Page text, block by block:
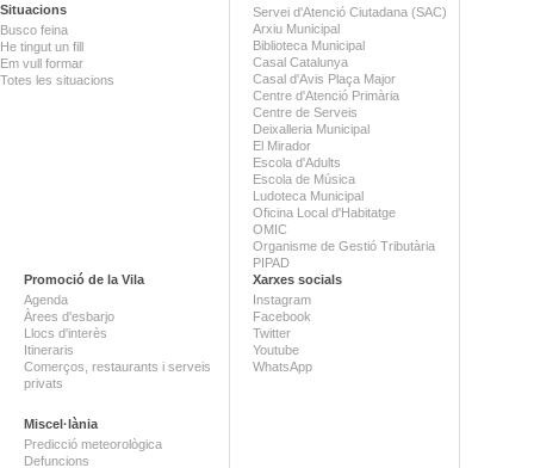
Situacions
Busco feina
He tingut un fill
Em vull formar
Totes les situacions
Servei d'Atenció Ciutadana (SAC)
Arxiu Municipal
Biblioteca Municipal
Casal Catalunya
Casal d'Avis Plaça Major
Centre d'Atenció Primària
Centre de Serveis
Deixalleria Municipal
El Mirador
Escola d'Adults
Escola de Música
Ludoteca Municipal
Oficina Local d'Habitatge
OMIC
Organisme de Gestió Tributària
PIPAD
Promoció de la Vila
Agenda
Àrees d'esbarjo
Llocs d'interès
Itineraris
Comerços, restaurants i serveis
privats
Miscel·lània
Predicció meteorològica
Defuncions
Xarxes socials
Instagram
Facebook
Twitter
Youtube
WhatsApp